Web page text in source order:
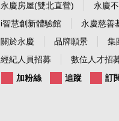
永慶房屋(雙北直營) 永慶
i智慧創新體驗館 永慶慈善
關於永慶 品牌願景 集
經紀人員招募
數位人才招
加粉絲 追蹤 訂